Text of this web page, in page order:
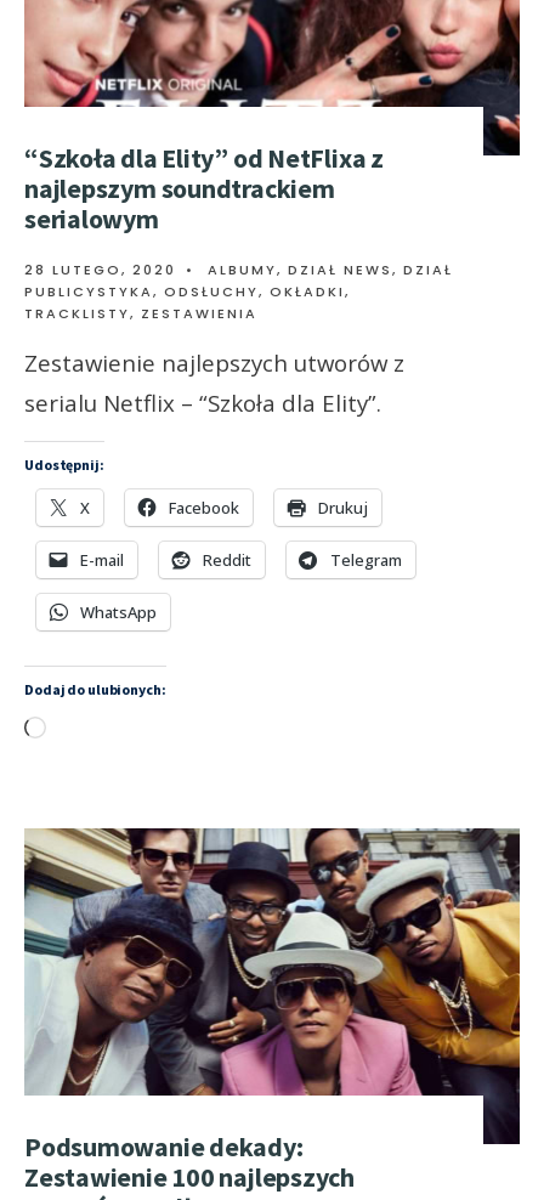
“Szkoła dla Elity” od NetFlixa z
najlepszym soundtrackiem
serialowym
28 LUTEGO, 2020 • ALBUMY, DZIAŁ NEWS, DZIAŁ
PUBLICYSTYKA, ODSŁUCHY, OKŁADKI,
TRACKLISTY, ZESTAWIENIA
Zestawienie najlepszych utworów z
serialu Netflix – “Szkoła dla Elity”.
Udostępnij:
X Facebook Drukuj
E-mail Reddit Telegram
WhatsApp
Dodaj do ulubionych:
Wczytywanie…
Podsumowanie dekady:
Zestawienie 100 najlepszych